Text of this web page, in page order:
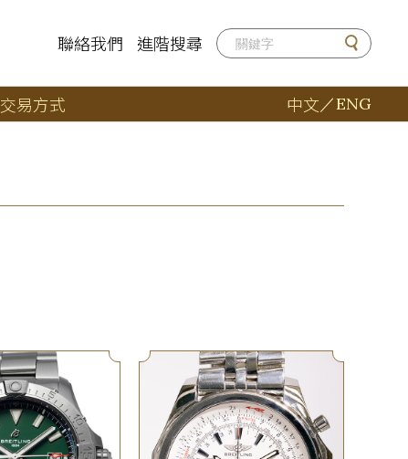
聯絡我們 進階搜尋
交易方式 中文／ENG